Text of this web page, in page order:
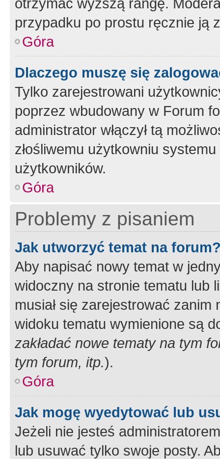
przypadku po prostu ręcznie ją
Góra
Dlaczego muszę się
Tylko zarejestrowani
poprzez wbudowany w Forum
administrator włączył tą
złośliwemu użytkowniu
użytkowników.
Góra
Problemy z pisaniem
Jak utworzyć temat na
Aby napisać nowy temat w
widoczny na stronie tematu lub
musiał się zarejestrować
widoku tematu wymienione są
zakładać nowe tematy na tym
tym forum, itp.).
Góra
Jak mogę wyedytować lub
Jeżeli nie jesteś
lub usuwać tylko swoje posty.